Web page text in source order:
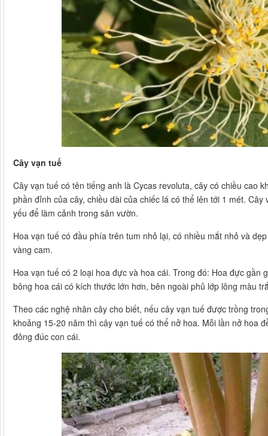
Cây vạn tuế
Cây vạn tuế có tên tiếng anh là Cycas revoluta, cây có chiều cao
phần đỉnh của cây, chiều dài của chiếc lá có thể lên tới 1 mét.
yếu để làm cảnh trong sân vườn.
Hoa vạn tuế có đầu phía trên tum nhỏ lại, có nhiều mắt nhỏ và
vàng cam.
Hoa vạn tuế có 2 loại hoa đực và hoa cái. Trong đó: Hoa đực gần
bông hoa cái có kích thước lớn hơn, bên ngoài phủ lớp lông màu
Theo các nghệ nhân cây cho biết, nếu cây vạn tuế được trồng
khoảng 15-20 năm thì cây vạn tuế có thể nở hoa. Mỗi lần nở hoa
đông đúc con cái.